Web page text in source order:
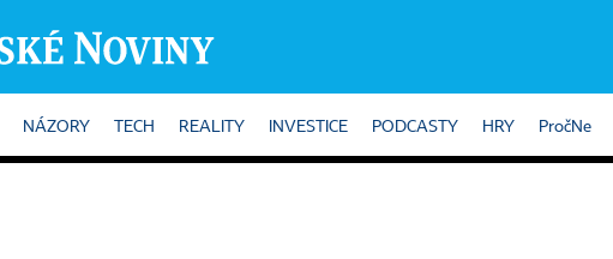
NÁZORY TECH REALITY INVESTICE PODCASTY HRY PročNe